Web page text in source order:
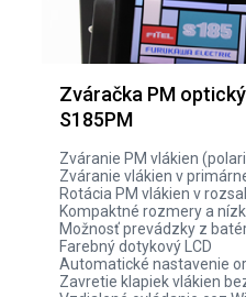
Zváračka PM
S185PM
Zváranie PM vlákien
Zváranie vlákien v
Rotácia PM vlákien v
Kompaktné rozmery a
Možnosť prevádzky z
Farebný dotykový LCD
Automatické nastavenie
Zavretie klapiek vlákien